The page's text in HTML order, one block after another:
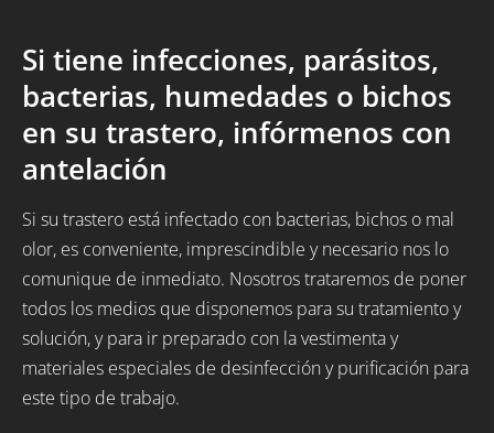
Si tiene infecciones, parásitos,
bacterias, humedades o bichos
en su trastero, infórmenos con
antelación
Si su trastero está infectado con bacterias, bichos o mal
olor, es conveniente, imprescindible y necesario nos lo
comunique de inmediato. Nosotros trataremos de poner
todos los medios que disponemos para su tratamiento y
solución, y para ir preparado con la vestimenta y
materiales especiales de desinfección y purificación para
este tipo de trabajo.